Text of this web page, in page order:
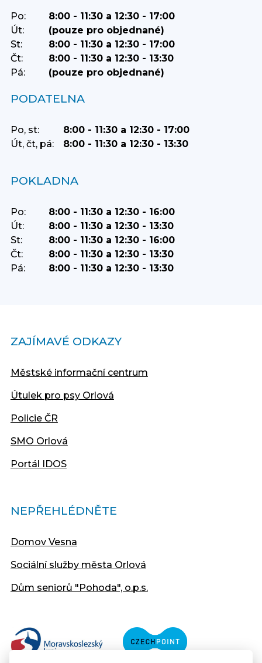
Po:
8:00 - 11:30 a 12:30 - 17:00
Út:
(pouze pro objednané)
St:
8:00 - 11:30 a 12:30 - 17:00
Čt:
8:00 - 11:30 a 12:30 - 13:30
Pá:
(pouze pro objednané)
PODATELNA
Po, st:
8:00 - 11:30 a 12:30 - 17:00
Út, čt, pá:
8:00 - 11:30 a 12:30 - 13:30
POKLADNA
Po:
8:00 - 11:30 a 12:30 - 16:00
Út:
8:00 - 11:30 a 12:30 - 13:30
St:
8:00 - 11:30 a 12:30 - 16:00
Čt:
8:00 - 11:30 a 12:30 - 13:30
Pá:
8:00 - 11:30 a 12:30 - 13:30
ZAJÍMAVÉ ODKAZY
Městské informační centrum
Útulek pro psy Orlová
Policie ČR
SMO Orlová
Portál IDOS
NEPŘEHLÉDNĚTE
Domov Vesna
Sociální služby města Orlová
Dům seniorů "Pohoda", o.p.s.